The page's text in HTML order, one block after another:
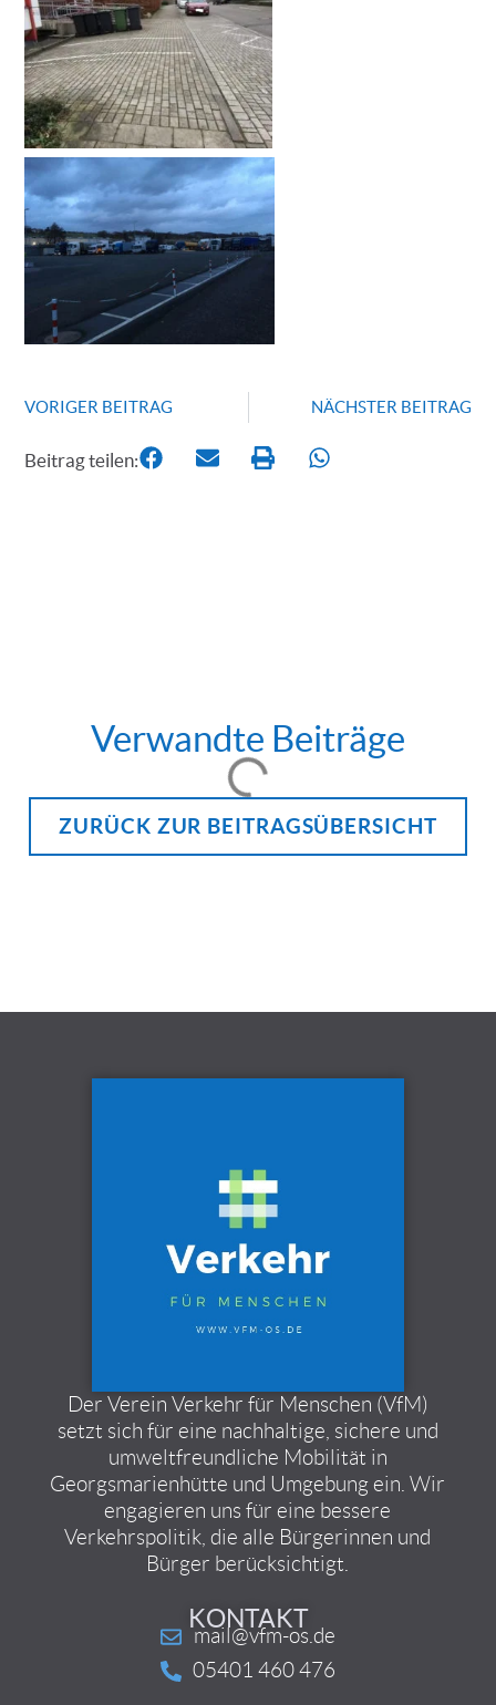
VORIGER BEITRAG NÄCHSTER BEITRAG
Beitrag teilen:
Verwandte Beiträge
ZURÜCK ZUR BEITRAGSÜBERSICHT
Der Verein Verkehr für Menschen (VfM)
setzt sich für eine nachhaltige, sichere und
umweltfreundliche Mobilität in
Georgsmarienhütte und Umgebung ein. Wir
engagieren uns für eine bessere
Verkehrspolitik, die alle Bürgerinnen und
Bürger berücksichtigt.
KONTAKT
mail@vfm-os.de
05401 460 476